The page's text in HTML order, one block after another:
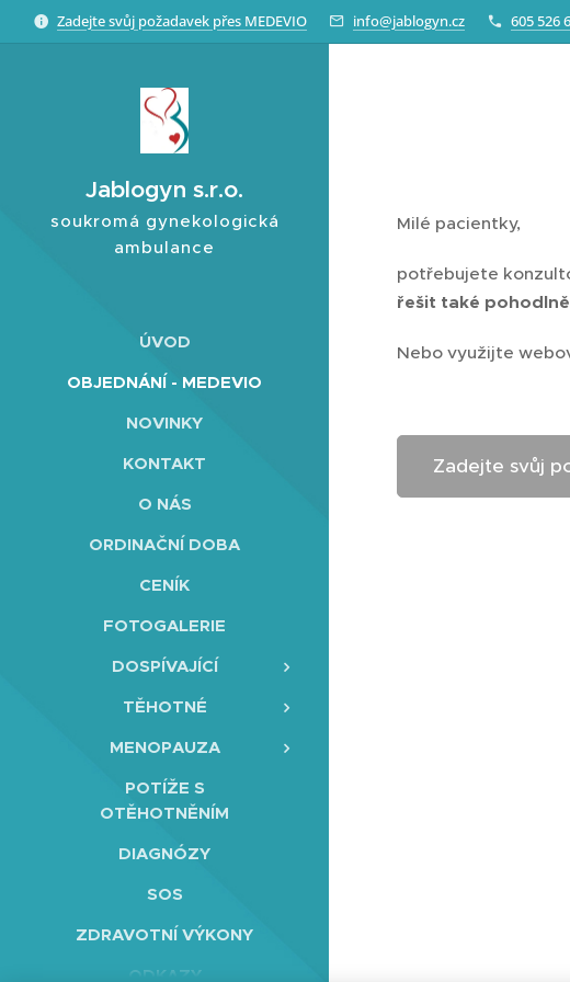
Zadejte svůj požadavek přes MEDEVIO info@jablogyn.cz 605 526
Jablogyn s.r.o.
soukromá gynekologická
ambulance
ÚVOD
OBJEDNÁNÍ - MEDEVIO
NOVINKY
KONTAKT
O NÁS
ORDINAČNÍ DOBA
CENÍK
FOTOGALERIE
DOSPÍVAJÍCÍ
TĚHOTNÉ
MENOPAUZA
POTÍŽE S
OTĚHOTNĚNÍM
DIAGNÓZY
SOS
ZDRAVOTNÍ VÝKONY
ODKAZY
Milé pacientky,
potřebujete
řešit také
Nebo využijte
Zadejte svůj